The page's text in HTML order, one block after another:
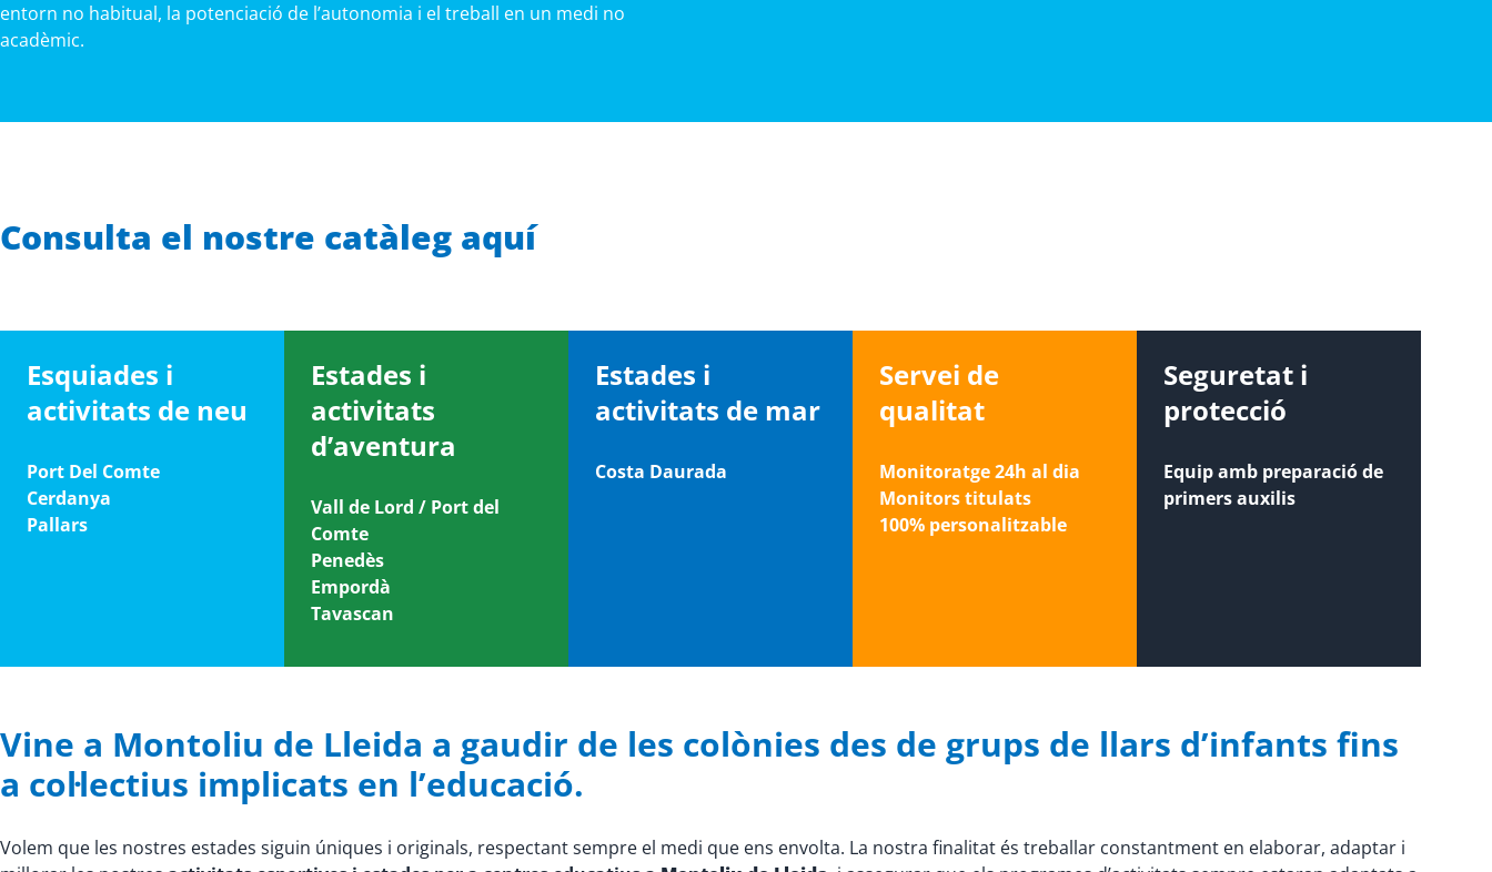
entorn no habitual, la potenciació de l’autonomia i el treball en un medi no
acadèmic.
Consulta el nostre catàleg aquí
Esquiades i
activitats de neu
Port Del Comte
Cerdanya
Pallars
Estades i
activitats
d’aventura
Vall de Lord / Port del
Comte
Penedès
Empordà
Tavascan
Estades i
activitats de mar
Costa Daurada
Servei de
qualitat
Monitoratge 24h al dia
Monitors titulats
100% personalitzable
Seguretat i
protecció
Equip amb preparació de
primers auxilis
Vine a Montoliu de Lleida a gaudir de les colònies des de grups de llars d’infants fins
a col·lectius implicats en l’educació.
Volem que les nostres estades siguin úniques i originals, respectant sempre el medi que ens envolta. La nostra finalitat és treballar constantment en elaborar, adaptar i